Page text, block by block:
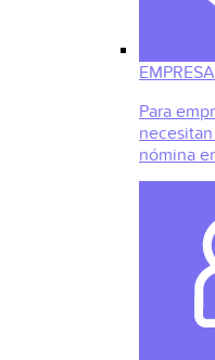
Para
nómina